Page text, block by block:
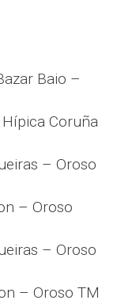
Baio –
Coruña
– Oroso
– Oroso
– Oroso
– Oroso TM